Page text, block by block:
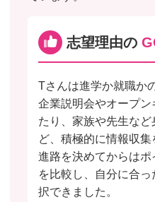
志望理由の
Tさんは進学か就職か
企業説明会やオープ
たり、家族や先生な
ど、積極的に情報収
進路を決めてからは
を比較し、自分に合
択できました。